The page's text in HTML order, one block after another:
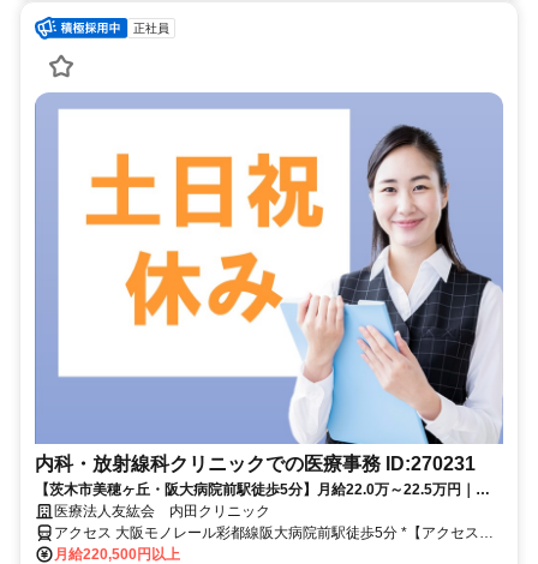
正社員
内科・放射線科クリニックでの医療事務 ID:270231
【茨木市美穂ヶ丘・阪大病院前駅徒歩5分】月給22.0万～22.5万円｜土
日祝休み｜年間休日120日｜医療事務｜内田クリニック【土日祝休み×年
休120日】レセプト経験を活かす正社員◎賞与3.4か月
医療法人友紘会 内田クリニック
アクセス 大阪モノレール彩都線阪大病院前駅徒歩5分 *【アクセス】*
自転車・バイク通勤可
月給220,500円以上